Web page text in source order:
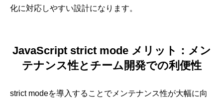
化に対応しやすい設計になります。
JavaScript strict mode メリット：メン
テナンス性とチーム開発での利便性
strict modeを導入することでメンテナンス性が大幅に向